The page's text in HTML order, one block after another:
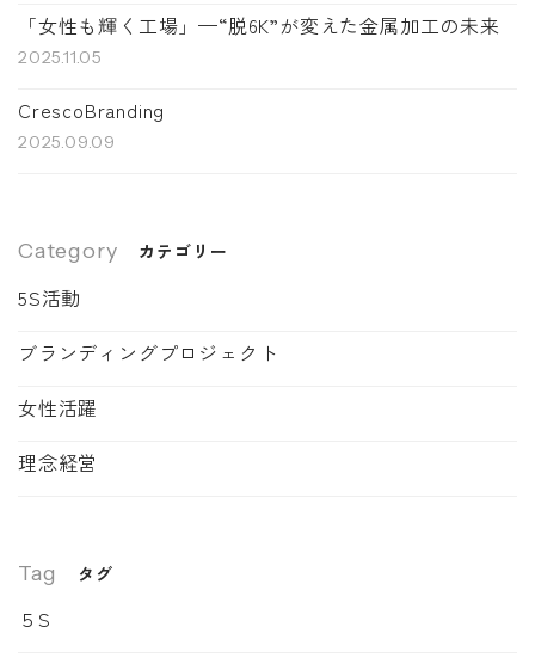
「女性も輝く工場」—“脱6K”が変えた金属加工の未来
2025.11.05
CrescoBranding
2025.09.09
Category カテゴリー
5S活動
ブランディングプロジェクト
女性活躍
理念経営
Tag タグ
５S